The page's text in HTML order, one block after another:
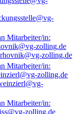
zolling.de